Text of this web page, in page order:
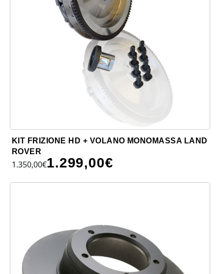
KIT FRIZIONE HD + VOLANO MONOMASSA LAND
ROVER
1.350,00€1.299,00€